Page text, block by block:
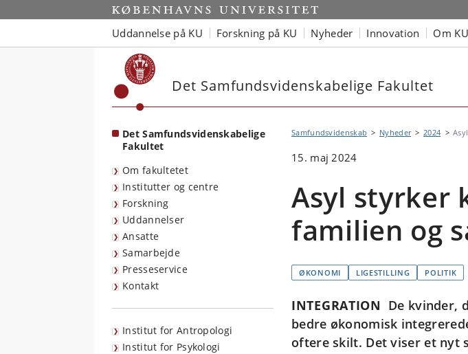
Start
Uddannelse på KU Forskning på KU Nyheder Innovation Om KU
Det Samfundsvidenskabelige Fakultet
Det Samfundsvidenskabelige
Fakultet
Om fakultetet
Institutter og centre
Forskning
Uddannelser
Ansatte
Samarbejde
Presseservice
Kontakt
Institut for Antropologi
Institut for Psykologi
Samfundsvidenskab Nyheder 2024
15. maj 2024
Asyl styrker
familien og
ØKONOMI LIGESTILLING POLITIK
INTEGRATION De kvinder,
bedre økonomisk
oftere skilt. Det viser et nyt